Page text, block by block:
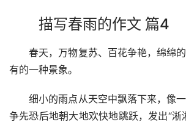
描写春雨的作文 篇4
春天，万物复苏、百花争艳，绵绵的
有的一种景象。
细小的雨点从天空中飘落下来，像一
争先恐后地朝大地欢快地跳跃，发出“淅